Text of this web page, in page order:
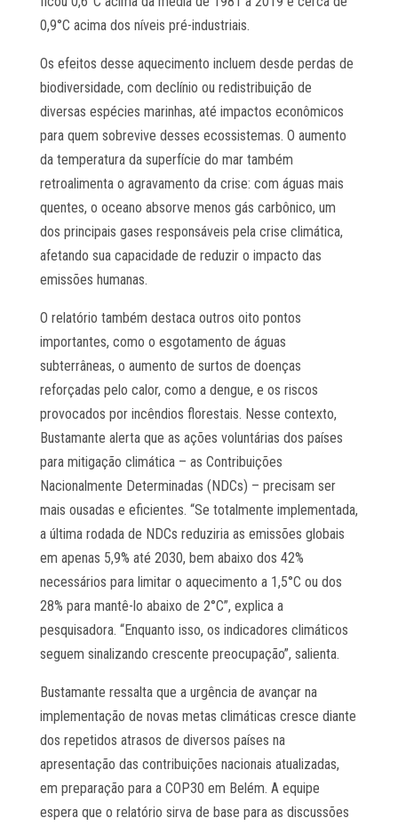
0,9°C acima dos níveis pré-industriais.
Os efeitos desse aquecimento incluem desde perdas de
biodiversidade, com declínio ou redistribuição de
diversas espécies marinhas, até impactos econômicos
para quem sobrevive desses ecossistemas. O aumento
da temperatura da superfície do mar também
retroalimenta o agravamento da crise: com águas mais
quentes, o oceano absorve menos gás carbônico, um
dos principais gases responsáveis pela crise climática,
afetando sua capacidade de reduzir o impacto das
emissões humanas.
O relatório também destaca outros oito pontos
importantes, como o esgotamento de águas
subterrâneas, o aumento de surtos de doenças
reforçadas pelo calor, como a dengue, e os riscos
provocados por incêndios florestais. Nesse contexto,
Bustamante alerta que as ações voluntárias dos países
para mitigação climática – as Contribuições
Nacionalmente Determinadas (NDCs) – precisam ser
mais ousadas e eficientes. “Se totalmente implementada,
a última rodada de NDCs reduziria as emissões globais
em apenas 5,9% até 2030, bem abaixo dos 42%
necessários para limitar o aquecimento a 1,5°C ou dos
28% para mantê-lo abaixo de 2°C”, explica a
pesquisadora. “Enquanto isso, os indicadores climáticos
seguem sinalizando crescente preocupação”, salienta.
Bustamante ressalta que a urgência de avançar na
implementação de novas metas climáticas cresce diante
dos repetidos atrasos de diversos países na
apresentação das contribuições nacionais atualizadas,
em preparação para a COP30 em Belém. A equipe
espera que o relatório sirva de base para as discussões